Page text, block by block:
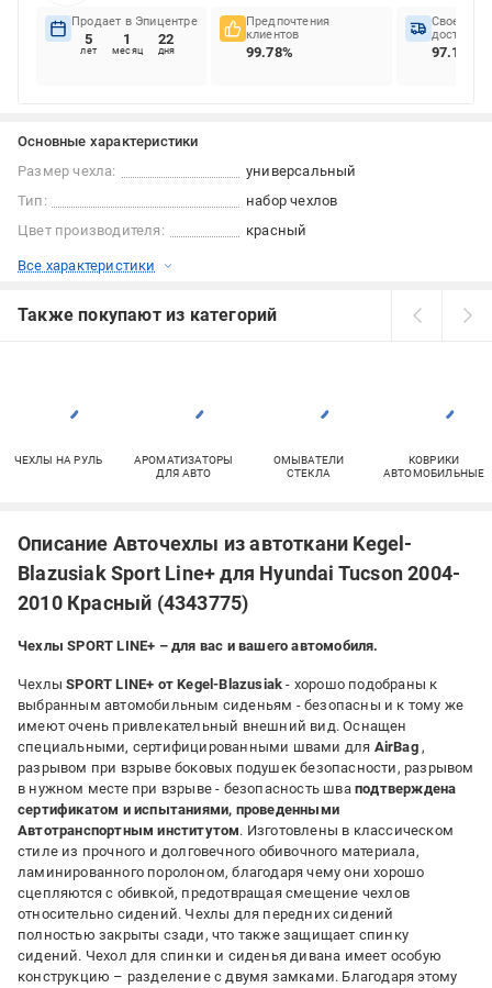
Продает в Эпицентре
5
лет
1
месяц
22
дня
Предпочтения
клиентов
99.78%
доставок
97.1%
Основные характеристики
Размер чехла:
универсальный
Тип:
набор чехлов
Цвет производителя:
красный
Все характеристики
Также покупают из категорий
ЧЕХЛЫ НА РУЛЬ
АРОМАТИЗАТОРЫ
ДЛЯ АВТО
ОМЫВАТЕЛИ
СТЕКЛА
КОВРИКИ
АВТОМОБИЛЬНЫЕ
Описание Авточехлы из автоткани Kegel-
Blazusiak Sport Line+ для Hyundai Tucson 2004-
2010 Красный (4343775)
Чехлы SPORT LINE+ – для вас и вашего автомобиля.
ЧехлыSPORT LINE+ от Kegel-Blazusiak - хорошо подобраны к
выбранным автомобильным сиденьям - безопасны и к тому же
имеют очень привлекательный внешний вид. Оснащен
специальными, сертифицированными швами для AirBag,
разрывом при взрыве боковых подушек безопасности, разрывом
в нужном месте при взрыве - безопасность шва подтверждена
сертификатом и испытаниями, проведенными
Автотранспортным институтом. Изготовлены в классическом
стиле из прочного и долговечного обивочного материала,
ламинированного поролоном, благодаря чему они хорошо
сцепляются с обивкой, предотвращая смещение чехлов
относительно сидений. Чехлы для передних сидений
полностью закрыты сзади, что также защищает спинку
сидений. Чехол для спинки и сиденья дивана имеет особую
конструкцию – разделение с двумя замками. Благодаря этому